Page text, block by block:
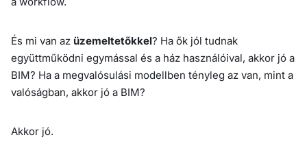
És mi van az üzemeltetőkkel? Ha ők jól tudnak
együttműködni egymással és a ház használóival, akkor jó a
BIM? Ha a megvalósulási modellben tényleg az van, mint a
valóságban, akkor jó a BIM?
Akkor jó.